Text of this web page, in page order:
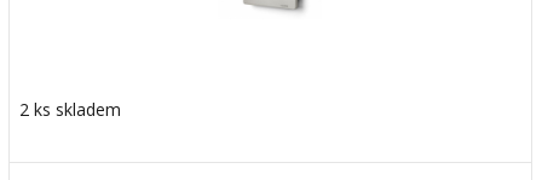
2 ks skladem